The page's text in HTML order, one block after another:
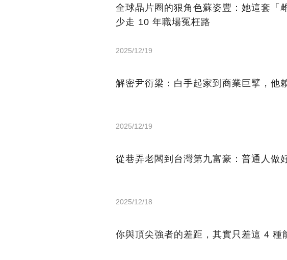
全球晶片圈的狠角色蘇姿豐：她這套「
少走 10 年職場冤枉路
2025/12/19
解密尹衍梁：白手起家到商業巨擘，他
2025/12/19
從巷弄老闆到台灣第九富豪：普通人做
2025/12/18
你與頂尖強者的差距，其實只差這 4 種